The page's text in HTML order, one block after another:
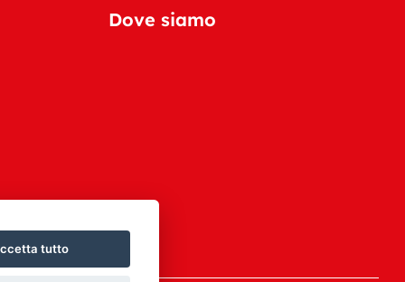
Dove siamo
tutto